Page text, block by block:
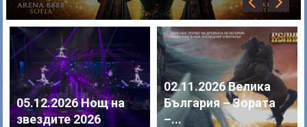
05.12.2026 Нощ на
звездите 2026
02.11.2026 Велика
България – Зората
–...